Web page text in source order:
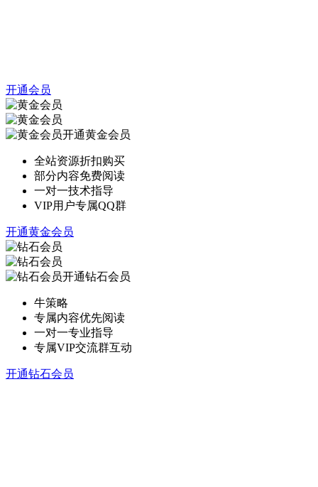
开通会员
开通黄金会员
全站资源折扣购买
部分内容免费阅读
一对一技术指导
VIP用户专属QQ群
开通黄金会员
开通钻石会员
牛策略
专属内容优先阅读
一对一专业指导
专属VIP交流群互动
开通钻石会员